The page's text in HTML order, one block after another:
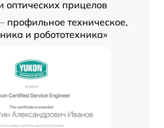
оптических прицелов
профильное техническое,
и робототехника»